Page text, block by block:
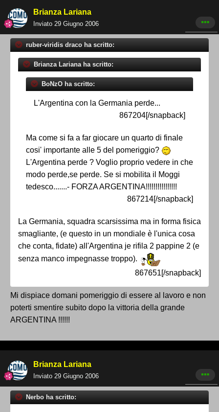
Brianza Lariana
Inviato 29 Giugno 2006
ruber-viridis draco ha scritto:
Brianza Lariana ha scritto:
BoNzO ha scritto:
L'Argentina con la Germania perde...
867204[/snapback]
Ma come si fa a far giocare un quarto di finale
cosi' importante alle 5 del pomeriggio?
L'Argentina perde ? Voglio proprio vedere in che
modo perde,se perde. Se si mobilita il Moggi
tedesco.......- FORZA ARGENTINA!!!!!!!!!!!!!!!!
867214[/snapback]
La Germania, squadra scarsissima ma in forma fisica
smagliante, (e questo in un mondiale è l'unica cosa
che conta, fidate) all'Argentina je rifila 2 pappine 2 (e
senza manco impegnasse troppo).
867651[/snapback]
Mi dispiace domani pomeriggio di essere al lavoro e non
poterti smentire subito dopo la vittoria della grande
ARGENTINA !!!!!!
Brianza Lariana
Inviato 29 Giugno 2006
Nerbo ha scritto: